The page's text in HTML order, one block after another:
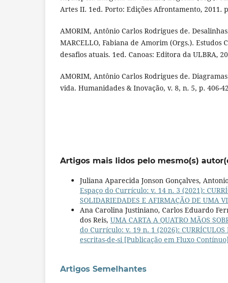
Artes II. 1ed. Porto: Edições Afrontamento, 2011.
AMORIM, Antônio Carlos Rodrigues de.
MARCELLO, Fabiana de Amorim (Orgs.). Estudos
desafios atuais. 1ed. Canoas: Editora da ULBRA,
AMORIM, Antônio Carlos Rodrigues de.
vida. Humanidades & Inovação, v. 8, n. 5, p. 406-
Artigos mais lidos pelo mesmo(s)
Juliana Aparecida Jonson Gonçalves,
Espaço do Currículo: v. 14 n. 3 (2021):
SOLIDARIEDADES E AFIRMAÇÃO DE UMA
Ana Carolina Justiniano, Carlos Eduardo
dos Reis, UMA CARTA A QUATRO MÃOS
do Currículo: v. 19 n. 1 (2026):
escritas-de-si [Publicação em Fluxo Contínuo]
Artigos Semelhantes